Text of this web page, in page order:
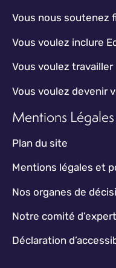
Vous nous soutenez
Vous voulez inclure
Vous voulez travailler
Vous voulez devenir
Mentions Légales
Plan du site
Mentions légales et
Nos organes de
Notre comité
Déclaration